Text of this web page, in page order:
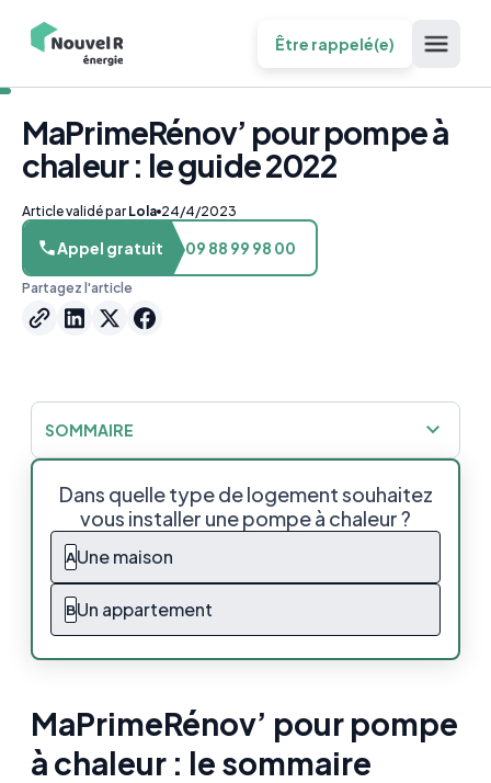
Être rappelé(e)
MaPrimeRénov’ pour pompe à
chaleur : le guide 2022
Article validé par Lola 24/4/2023
Appel gratuit 09 88 99 98 00
Partagez l'article
Dans quelle type de logement souhaitez
vous installer une pompe à chaleur ?
AUne maison
BUn appartement
MaPrimeRénov’ pour pompe
à chaleur : le sommaire
SOMMAIRE
sommaire
Qu’est-ce que MaPrimeRénov’ ?
Quelles sont les conditions pour prétendre à
MaPrimeRénov’ ?
Comment obtenir MaPrimeRénov' pour une
pompe à chaleur ?